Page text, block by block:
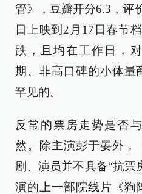
管》，豆瓣开分6.3，评
日上映到2月17日春节
跌，且均在工作日，
期、非高口碑的小体量
罕见的。
反常的票房走势是否
然。除主演彭于晏外，
剧、演员并不具备“抗票
演的上一部院线片《狗